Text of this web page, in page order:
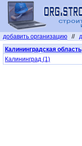
добавить организацию //
Калининградская область
Калининград (1)